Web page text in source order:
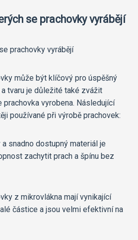
se prachovky vyrábějí
prachovky vyrábějí
může být klíčový pro úspěšný
tvaru je důležité také zvážit
prachovka vyrobena. Následující
používané při výrobě prachovek:
a snadno dostupný materiál je
zachytit prach a špínu bez
z mikrovlákna mají vynikající
částice a jsou velmi efektivní na